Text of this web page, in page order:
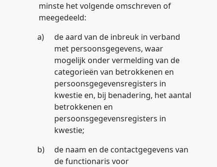
minste het volgende omschreven of
meegedeeld:
a)
de aard van de inbreuk in verband
met persoonsgegevens, waar
mogelijk onder vermelding van de
categorieën van betrokkenen en
persoonsgegevensregisters in
kwestie en, bij benadering, het aantal
betrokkenen en
persoonsgegevensregisters in
kwestie;
b)
de naam en de contactgegevens van
de functionaris voor